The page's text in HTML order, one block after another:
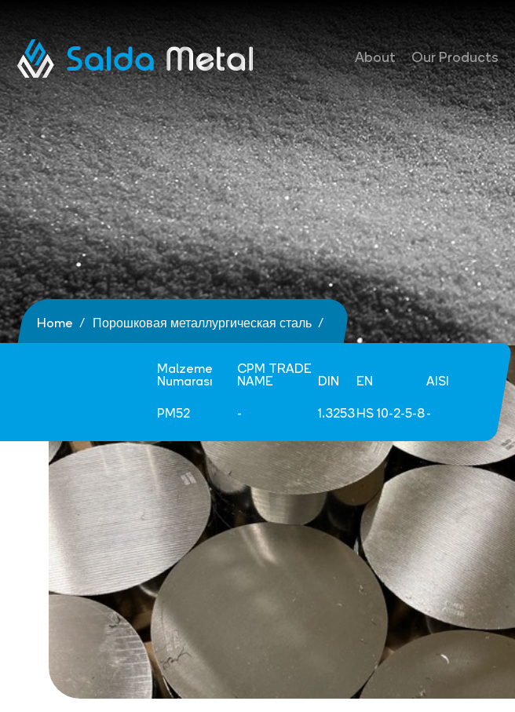
About Our Products
Home Порошковая металлургическая сталь
Malzeme
Numarası
PM52
CPM TRADE
NAME
-
DIN
1.3253
EN
HS 10-2-5-8
AISI
-